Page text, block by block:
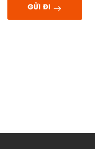
GỬI ĐI